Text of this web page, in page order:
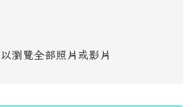
瀏覽全部照片或影片